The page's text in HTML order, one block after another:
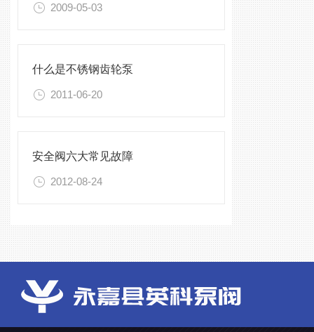
2009-05-03
什么是不锈钢齿轮泵
2011-06-20
安全阀六大常见故障
2012-08-24